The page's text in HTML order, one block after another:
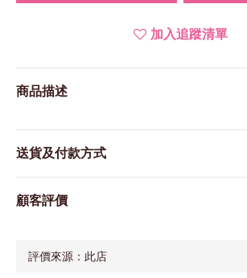
加入追蹤清單
商品描述
送貨及付款方式
顧客評價